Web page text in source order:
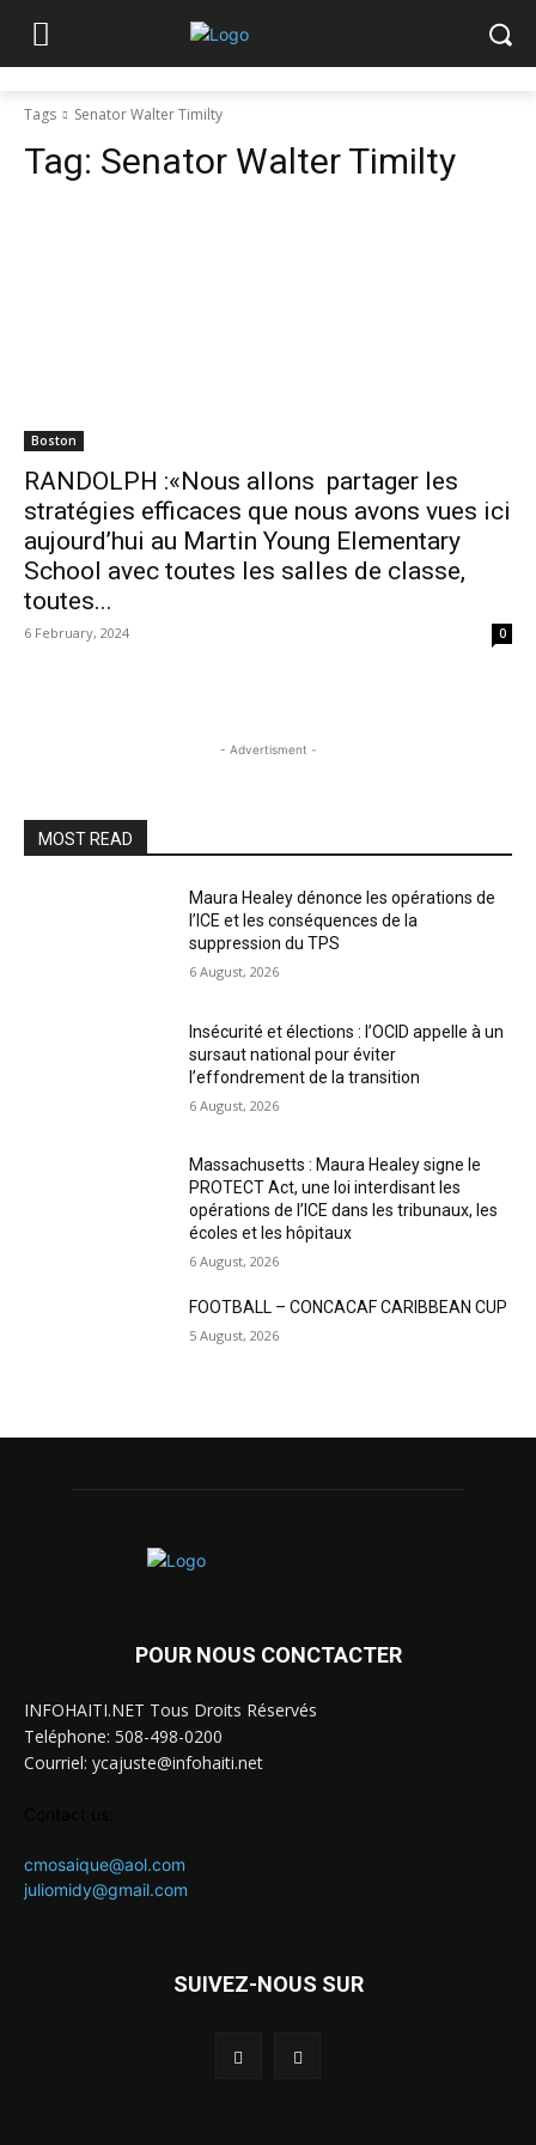
Tags Senator Walter Timilty
Tag: Senator Walter Timilty
Boston
RANDOLPH :«Nous allons partager les
stratégies efficaces que nous avons vues ici
aujourd’hui au Martin Young Elementary
School avec toutes les salles de classe,
toutes...
6 February, 2024 0
- Advertisment -
MOST READ
Maura Healey dénonce les opérations de
l’ICE et les conséquences de la
suppression du TPS
6 August, 2026
Insécurité et élections : l’OCID appelle à un
sursaut national pour éviter
l’effondrement de la transition
6 August, 2026
Massachusetts : Maura Healey signe le
PROTECT Act, une loi interdisant les
opérations de l’ICE dans les tribunaux, les
écoles et les hôpitaux
6 August, 2026
FOOTBALL – CONCACAF CARIBBEAN CUP
5 August, 2026
POUR NOUS CONCTACTER
INFOHAITI.NET Tous Droits Réservés
Teléphone: 508-498-0200
Courriel: ycajuste@infohaiti.net
cmosaique@aol.com
juliomidy@gmail.com
SUIVEZ-NOUS SUR